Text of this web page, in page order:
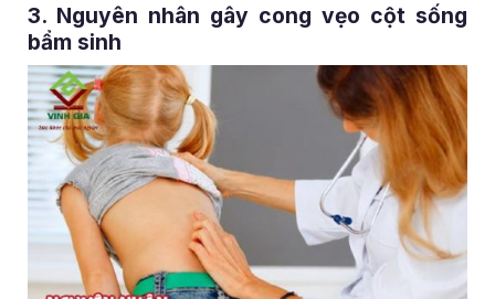
3. Nguyên nhân gây cong vẹo cột sống
bẩm sinh